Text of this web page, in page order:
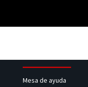
Mesa de ayuda